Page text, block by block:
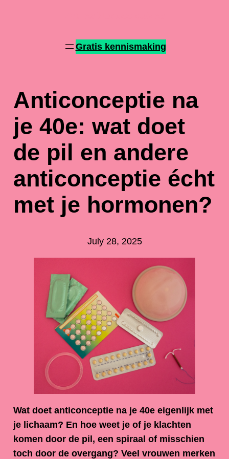
Gratis kennismaking
Anticonceptie na
je 40e: wat doet
de pil en andere
anticonceptie écht
met je hormonen?
July 28, 2025
Wat doet anticonceptie na je 40e eigenlijk met
je lichaam? En hoe weet je of je klachten
komen door de pil, een spiraal of misschien
toch door de overgang? Veel vrouwen merken